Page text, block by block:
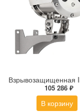
105 286 ₽
В корзину